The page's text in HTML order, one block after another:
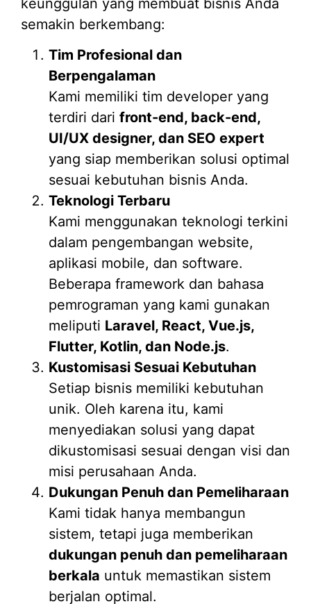
semakin berkembang:
Tim Profesional dan
Berpengalaman
Kami memiliki tim developer yang
terdiri dari front-end, back-end,
UI/UX designer, dan SEO expert
yang siap memberikan solusi optimal
sesuai kebutuhan bisnis Anda.
Teknologi Terbaru
Kami menggunakan teknologi terkini
dalam pengembangan website,
aplikasi mobile, dan software.
Beberapa framework dan bahasa
pemrograman yang kami gunakan
meliputi Laravel, React, Vue.js,
Flutter, Kotlin, dan Node.js.
Kustomisasi Sesuai Kebutuhan
Setiap bisnis memiliki kebutuhan
unik. Oleh karena itu, kami
menyediakan solusi yang dapat
dikustomisasi sesuai dengan visi dan
misi perusahaan Anda.
Dukungan Penuh dan Pemeliharaan
Kami tidak hanya membangun
sistem, tetapi juga memberikan
dukungan penuh dan pemeliharaan
berkala untuk memastikan sistem
berjalan optimal.